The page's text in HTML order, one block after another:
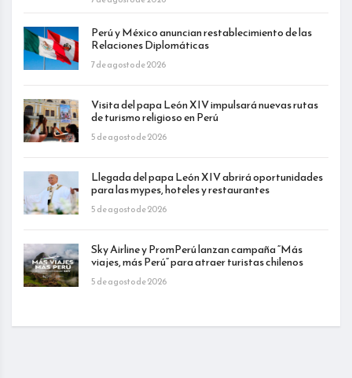
Perú y México anuncian restablecimiento de las
Relaciones Diplomáticas
7 de agosto de 2026
Visita del papa León XIV impulsará nuevas rutas
de turismo religioso en Perú
5 de agosto de 2026
Llegada del papa León XIV abrirá oportunidades
para las mypes, hoteles y restaurantes
5 de agosto de 2026
Sky Airline y PromPerú lanzan campaña “Más
viajes, más Perú” para atraer turistas chilenos
5 de agosto de 2026